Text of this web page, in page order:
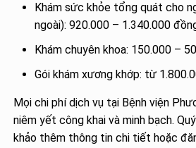
Khám sức khỏe tổng quát cho
ngoài): 920.000 – 1.340.000
Khám chuyên khoa: 150.000 –
Gói khám xương khớp: từ
Mọi chi phí dịch vụ tại Bệnh viện
niêm yết công khai và minh bạch.
khảo thêm thông tin chi tiết hoặc